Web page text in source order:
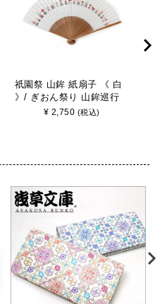
祇園祭 山鉾 紙扇子 《 白
》/ ぎおん祭り 山鉾巡行
京都 さんび
¥ 2,750 (税込)